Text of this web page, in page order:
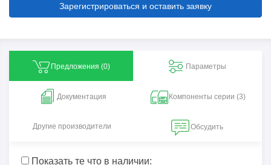
Зарегистрироваться и оставить заявку
Предложения (0) Параметры
Документация Компоненты серии (3)
Другие производители Обсудить
Показать те что в наличии: